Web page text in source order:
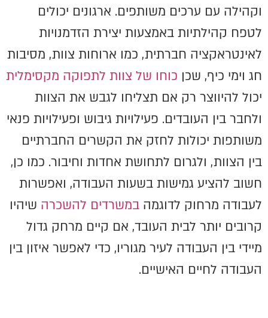
וקהילה עם ערכים משותפים. ארגונים יכולים
לטפח קהילתיות באמצעות יצירת הזדמנויות
לאינטראקציה חברתית, כמו ארוחות צוות, מסיבות
חג וימי כיף, שכן כוחו של צוות לתפוקה מקסימלית
יכול להיווצר רק אם תצליחו לגבש את הצוות
ולחבר בין העובדים. פעילויות גיבוש ופעילויות פנאי
משותפות יכולות לחזק את הקשרים החברתיים
בין הצוות, ולגרום לתחושת אחדות וחיבור. כמו כן,
חשוב להציע גמישות בשעות העבודה, ואפשרות
לעבודה מרחוק לדוגמה במשרדים להשכרה שיהיו
קרובים יותר לבית העובד, אם קיים מרחק גדול
מיידי בין העבודה לעיר מגוריו, כדי לאפשר איזון בין
העבודה לחיים האישיים.